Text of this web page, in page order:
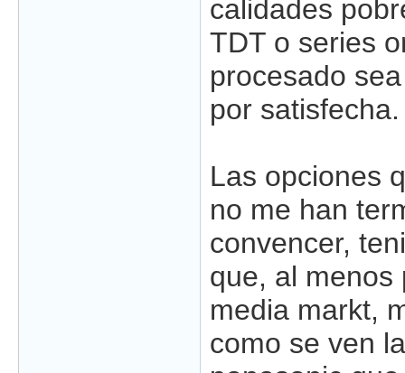
calidades
TDT o series
procesado
por satisfecha.
Las opciones
no me han
convencer,
que, al menos
media markt,
como se ven